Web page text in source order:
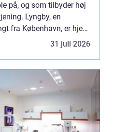
på, og som tilbyder høj
Lyngby, en
fra København, er hjem
tandklinikker, der tilbyder
31 juli 2026